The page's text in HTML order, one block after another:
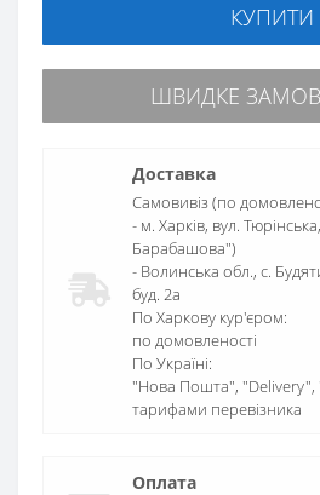
КУПИТИ
ШВИДКЕ
Доставка
Самовивіз (по
- м. Харків, вул.
Барабашова")
- Волинська обл., c.
буд. 2а
По Харкову кур'єром:
по домовленості
По Україні:
"Нова Пошта", "Delivery",
тарифами перевізника
Оплата